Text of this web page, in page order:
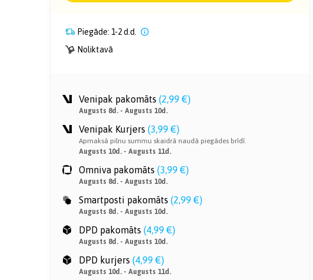
Piegāde: 1-2 d.d.
Noliktavā
Venipak pakomāts (2,99 €)
Augusts 8d. - Augusts 10d.
Venipak Kurjers (3,99 €)
Apmaksā pilnu summu skaidrā naudā piegādes brīdī.
Augusts 10d. - Augusts 11d.
Omniva pakomāts (3,99 €)
Augusts 8d. - Augusts 10d.
Smartposti pakomāts (2,99 €)
Augusts 8d. - Augusts 10d.
DPD pakomāts (4,99 €)
Augusts 8d. - Augusts 10d.
DPD kurjers (4,99 €)
Augusts 10d. - Augusts 11d.